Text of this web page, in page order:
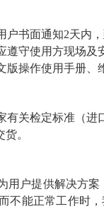
书面通知2天内
遵守使用方现场及
操作使用手册、
关检定标准（进
。
户提供解决方案
不能正常工作时